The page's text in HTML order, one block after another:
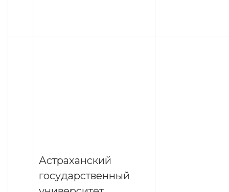
Астраханский
государственный